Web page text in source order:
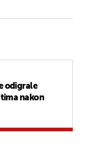
odigrale
nakon